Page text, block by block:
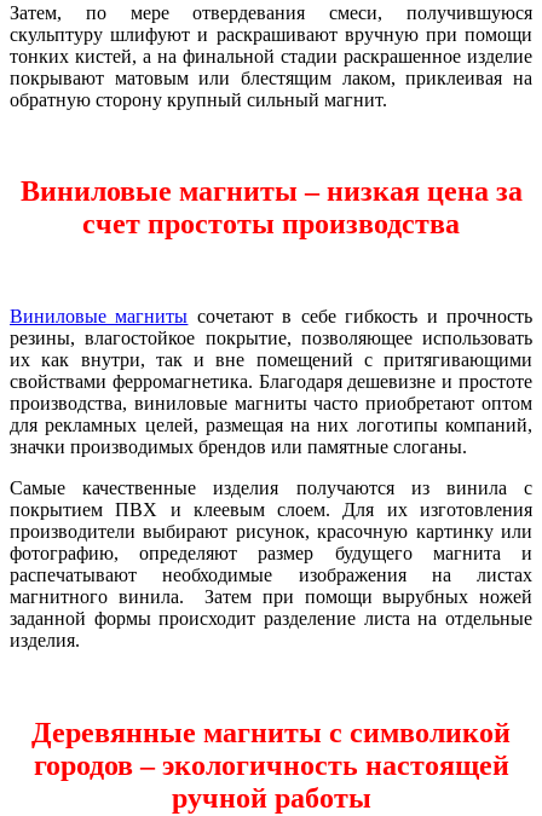
Затем, по мере отвердевания смеси, получившуюся
скульптуру шлифуют и раскрашивают вручную при помощи
тонких кистей, а на финальной стадии раскрашенное изделие
покрывают матовым или блестящим лаком, приклеивая на
обратную сторону крупный сильный магнит.
Виниловые магниты – низкая цена за
счет простоты производства
Виниловые магниты сочетают в себе гибкость и прочность
резины, влагостойкое покрытие, позволяющее использовать
их как внутри, так и вне помещений с притягивающими
свойствами ферромагнетика. Благодаря дешевизне и простоте
производства, виниловые магниты часто приобретают оптом
для рекламных целей, размещая на них логотипы компаний,
значки производимых брендов или памятные слоганы.
Самые качественные изделия получаются из винила с
покрытием ПВХ и клеевым слоем. Для их изготовления
производители выбирают рисунок, красочную картинку или
фотографию, определяют размер будущего магнита и
распечатывают необходимые изображения на листах
магнитного винила. Затем при помощи вырубных ножей
заданной формы происходит разделение листа на отдельные
изделия.
Деревянные магниты с символикой
городов – экологичность настоящей
ручной работы